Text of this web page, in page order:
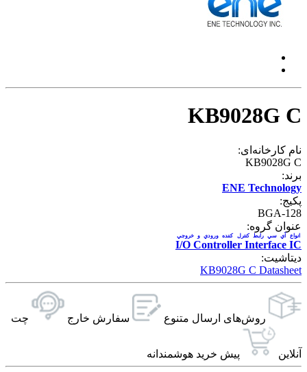
KB9028G C
نام کارخانه‌ای:
KB9028G C
برند:
ENE Technology
پکیج:
BGA-128
عنوان گروه:
I/O Controller Interface IC
انواع آي سي رابط کنترل کننده ورودي و خروجي
دیتاشیت:
KB9028G C Datasheet
روش‌های ارسال‌ متنوع سفارش خارج چت
آنلاین پیش خرید هوشمندانه